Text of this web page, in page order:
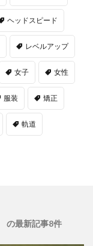
ヘッドスピード
レベルアップ
女子 女性
服装 矯正
軌道
の最新記事8件